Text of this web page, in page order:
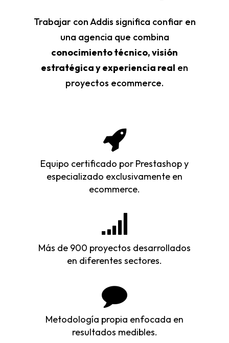
Trabajar con Addis significa confiar en
una agencia que combina
conocimiento técnico, visión
estratégica y experiencia real en
proyectos ecommerce.
Equipo certificado por Prestashop y
especializado exclusivamente en
ecommerce.
Más de 900 proyectos desarrollados
en diferentes sectores.
Metodología propia enfocada en
resultados medibles.